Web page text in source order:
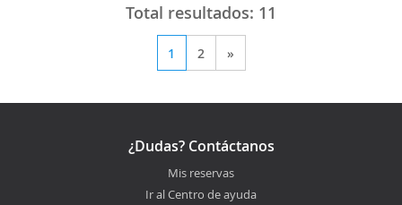
Total resultados: 11
1 2 »
¿Dudas? Contáctanos
Mis reservas
Ir al Centro de ayuda